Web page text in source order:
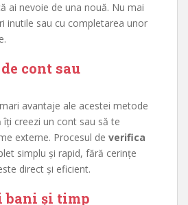
ai nevoie de una nouă. Nu mai
inutile sau cu completarea unor
cont sau
avantaje ale acestei metode
îți creezi un cont sau să te
externe. Procesul de verifica
simplu și rapid, fără cerințe
direct și eficient.
bani și timp